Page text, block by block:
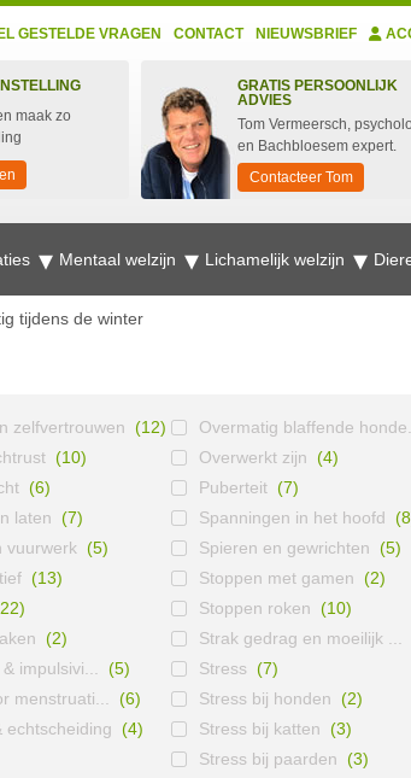
GESTELDE VRAGEN CONTACT NIEUWSBRIEF
maak zo
GRATIS PERSOONLIJK
ADVIES
Tom Vermeersch,
en Bachbloesem expert.
Contacteer Tom
Mentaal welzijn Lichamelijk welzijn
tijdens de winter
zelfvertrouwen (12)
(10)
(6)
laten (7)
vuurwerk (5)
(13)
(2)
impulsivi...
(5)
menstruati...
(6)
echtscheiding (4)
Overmatig blaffende honde...
Overwerkt zijn (4)
Puberteit (7)
Spanningen in het hoofd
Spieren en gewrichten (5)
Stoppen met gamen (2)
Stoppen roken (10)
Strak gedrag en moeilijk ...
Stress (7)
Stress bij honden (2)
Stress bij katten (3)
Stress bij paarden (3)